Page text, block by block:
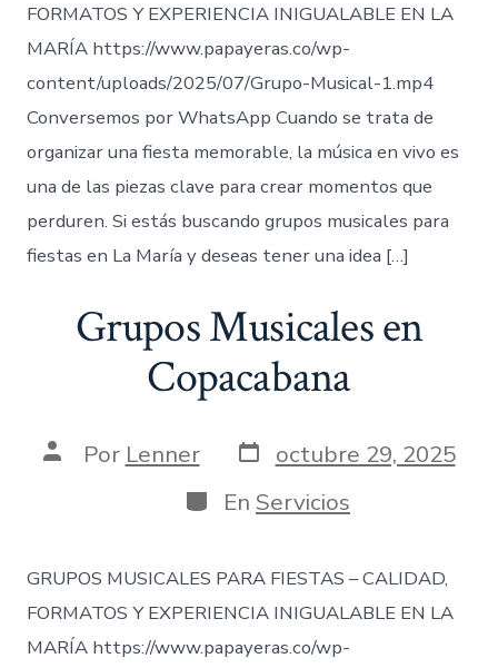
FORMATOS Y EXPERIENCIA INIGUALABLE EN LA
MARÍA https://www.papayeras.co/wp-
content/uploads/2025/07/Grupo-Musical-1.mp4
Conversemos por WhatsApp Cuando se trata de
organizar una fiesta memorable, la música en vivo es
una de las piezas clave para crear momentos que
perduren. Si estás buscando grupos musicales para
fiestas en La María y deseas tener una idea […]
Grupos Musicales en
Copacabana
AutorPor Lenner Fecha
de
publicación
octubre 29, 2025
Categorías
En Servicios
GRUPOS MUSICALES PARA FIESTAS – CALIDAD,
FORMATOS Y EXPERIENCIA INIGUALABLE EN LA
MARÍA https://www.papayeras.co/wp-